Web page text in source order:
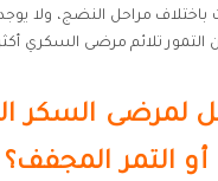
باختلاف مراحل النضج، ولا
التمور تلائم مرضى السكري
لمرضى السكر
أو التمر المجفف؟